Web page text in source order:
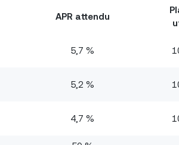
APR attendu
5,7 %
5,2 %
4,7 %